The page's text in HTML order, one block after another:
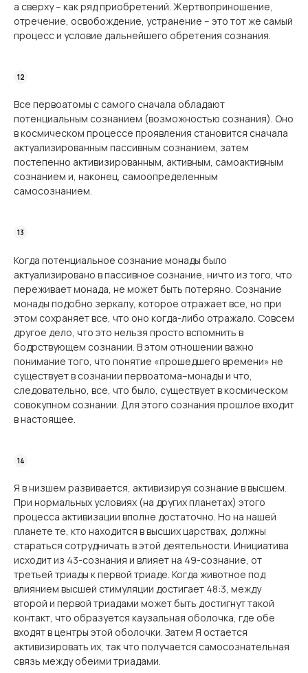
а сверху – как ряд приобретений. Жертвоприношение,
отречение, освобождение, устранение – это тот же самый
процесс и условие дальнейшего обретения сознания.
Все первоатомы с самого сначала обладают
потенциальным сознанием (возможностью сознания). Оно
в космическом процессе проявления становится сначала
актуализированным пассивным сознанием, затем
постепенно активизированным, активным, самоактивным
сознанием и, наконец, самоопределенным
самосознанием.
Когда потенциальное сознание монады было
актуализировано в пассивное сознание, ничто из того, что
переживает монада, не может быть потеряно. Сознание
монады подобно зеркалу, которое отражает все, но при
этом сохраняет все, что оно когда-либо отражало. Совсем
другое дело, что это нельзя просто вспомнить в
бодрствующем сознании. В этом отношении важно
понимание того, что понятие «прошедшего времени» не
существует в сознании первоатома–монады и что,
следовательно, все, что было, существует в космическом
совокупном сознании. Для этого сознания прошлое входит
в настоящее.
Я в низшем развивается, активизируя сознание в высшем.
При нормальных условиях (на других планетах) этого
процесса активизации вполне достаточно. Но на нашей
планете те, кто находится в высших царствах, должны
стараться сотрудничать в этой деятельности. Инициатива
исходит из 43-сознания и влияет на 49-сознание, от
третьей триады к первой триаде. Когда животное под
влиянием высшей стимуляции достигает 48:3, между
второй и первой триадами может быть достигнут такой
контакт, что образуется каузальная оболочка, где обе
входят в центры этой оболочки. Затем Я остается
активизировать их, так что получается самосознательная
связь между обеими триадами.